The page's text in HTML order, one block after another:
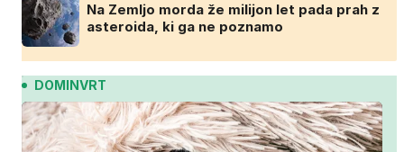
Na Zemljo morda že milijon let pada prah z
asteroida, ki ga ne poznamo
DOMINVRT